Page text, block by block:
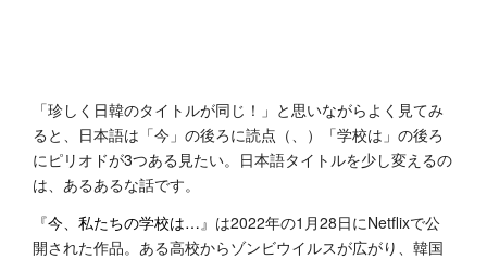
「珍しく日韓のタイトルが同じ！」と思いながらよく見てみ
ると、日本語は「今」の後ろに読点（、）「学校は」の後ろ
にピリオドが3つある見たい。日本語タイトルを少し変えるの
は、あるあるな話です。
『今、私たちの学校は… 』は2022年の1月28日にNetflixで公
開された作品。ある高校からゾンビウイルスが広がり、韓国